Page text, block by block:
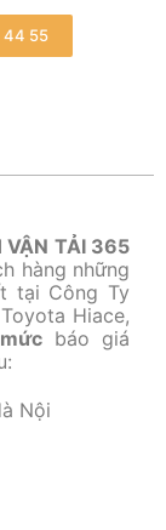
44 55
VẬN TẢI 365
hàng những
tại Công Ty
Hiace,
báo giá
Nội